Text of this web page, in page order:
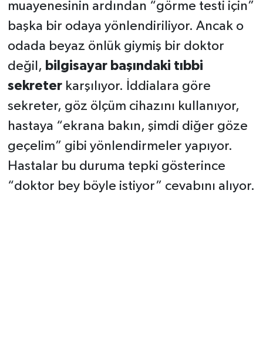
muayenesinin ardından “görme testi için”
başka bir odaya yönlendiriliyor. Ancak o
odada beyaz önlük giymiş bir doktor
değil, bilgisayar başındaki tıbbi
sekreterkarşılıyor. İddialara göre
sekreter, göz ölçüm cihazını kullanıyor,
hastaya “ekrana bakın, şimdi diğer göze
geçelim” gibi yönlendirmeler yapıyor.
Hastalar bu duruma tepki gösterince
“doktor bey böyle istiyor” cevabını alıyor.